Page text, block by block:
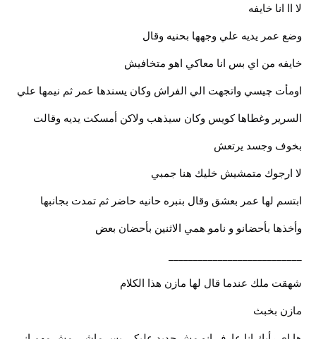
لا اا انا خايفه
وضع عمر يديه علي وجهها بحنيه وقال
خايفه من اي بس انا معاكي اهو متخافيش
اومأت چيسي واتجهت الي الفراش وكان يسندها عمر ثم نيمها علي
السرير وغطاها كويس وكان سيذهب ولاكن أمسكت يديه وقالت
بخوف وجسد يرتعش
لا ارجوك متمشيش خليك هنا جمبي
ابتسم لها عمر بعشق وقال بنبره حانيه حاضر ثم تمدت بجانبها
وأخذها بأحضانو و نامو همي الاثنين بأحضان بعض
شهقت ملك عندما قال لها مازن هذا الكلام
مازن بخبث